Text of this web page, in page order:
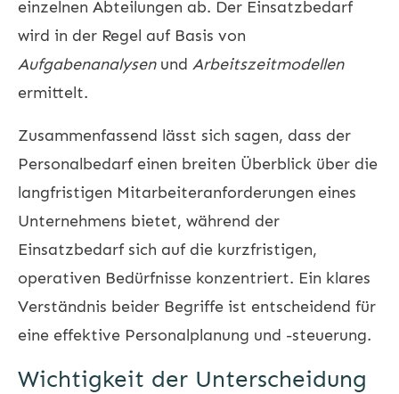
einzelnen Abteilungen ab. Der Einsatzbedarf
wird in der Regel auf Basis von
Aufgabenanalysenund Arbeitszeitmodellen
ermittelt.
Zusammenfassend lässt sich sagen, dass der
Personalbedarf einen breiten Überblick über die
langfristigen Mitarbeiteranforderungen eines
Unternehmens bietet, während der
Einsatzbedarf sich auf die kurzfristigen,
operativen Bedürfnisse konzentriert. Ein klares
Verständnis beider Begriffe ist entscheidend für
eine effektive Personalplanung und -steuerung.
Wichtigkeit der Unterscheidung